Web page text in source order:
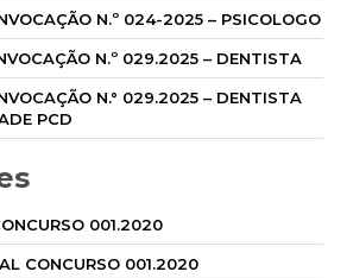
N.º 024-2025 – PSICOLOGO
N.º 029.2025 – DENTISTA
N.° 029.2025 – DENTISTA
PCD
001.2020
CONCURSO 001.2020